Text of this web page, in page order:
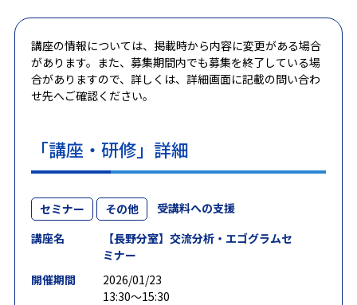
講座の情報については、掲載時から内容に変更がある場合
があります。また、募集期間内でも募集を終了している場
合がありますので、詳しくは、詳細画面に記載の問い合わ
せ先へご確認ください。
「講座・研修」詳細
セミナー その他
受講料への支援
講座名
【長野分室】交流分析・エゴグラムセ
ミナー
開催期間
2026/01/23
13:30～15:30